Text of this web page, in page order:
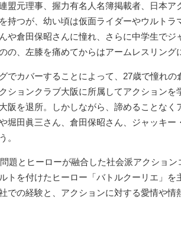
盟元理事、握力有名人名簿掲載者、日本ア
持つが、幼い頃は仮面ライダーやウルトラ
や倉田保昭さんに憧れ、さらに中学生でジ
の、左膝を痛めてからはアームレスリング
でカバーすることによって、27歳で憧れの
ションクラブ大阪に所属してアクションを
阪を退所。しかしながら、諦めることなく
堀田眞三さん、倉田保昭さん、ジャッキー
。
題とヒーローが融合した社会派アクショ
トを付けたヒーロー「バトルクーリエ」を
での経験と、アクションに対する愛情や情